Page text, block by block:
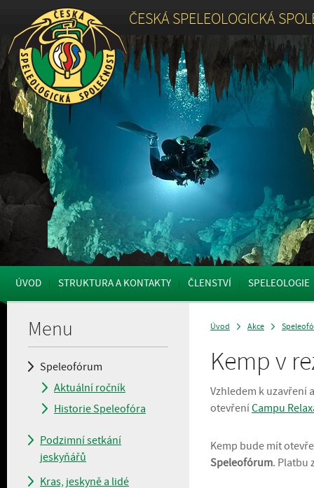
ČESKÁ SPELEOLOGICKÁ
ÚVOD STRUKTURA A KONTAKTY ČLENSTVÍ SPELEOLOGIE
Menu
Speleofórum
Aktuální ročník
Historie Speleofóra
Podzimní setkání
jeskyňářů
Kras, jeskyně a lidé
Úvod Akce
Kemp v
Vzhledem k uzavření
otevřeníCampu
Kemp bude mít
Speleofórum. Platbu